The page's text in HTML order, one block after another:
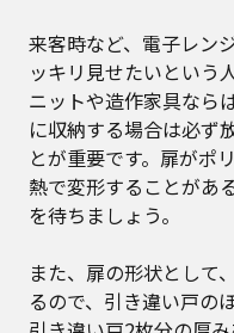
来客時など、電子レン
ッキリ見せたいという
ニットや造作家具なら
に収納する場合は必ず
とが重要です。扉がポ
熱で変形することがあ
を待ちましょう。
また、扉の形状として
るので、引き違い戸の